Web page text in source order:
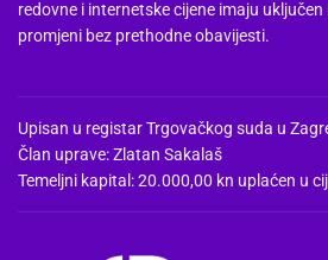
redovne i internetske cijene imaju uključen
promjeni bez prethodne obavijesti.
Upisan u registar Trgovačkog suda u
Član uprave: Zlatan Sakalaš
Temeljni kapital: 20.000,00 kn uplaćen u